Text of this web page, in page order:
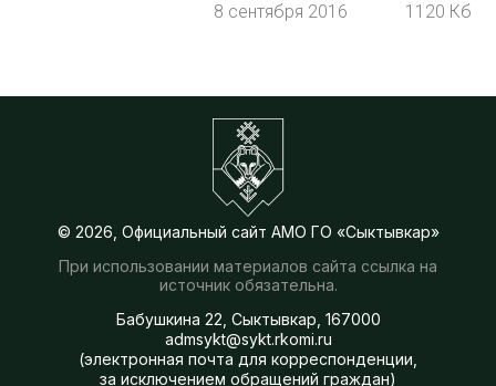
8 сентября 2016 1120 Кб
© 2026, Официальный сайт АМО ГО «Сыктывкар»
При использовании материалов сайта ссылка на
источник обязательна.
Бабушкина 22, Сыктывкар, 167000
admsykt@sykt.rkomi.ru
(электронная почта для корреспонденции,
за исключением обращений граждан)